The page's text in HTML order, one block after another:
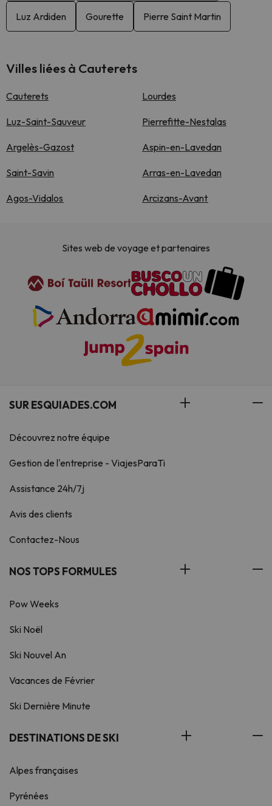
Luz Ardiden Gourette Pierre Saint Martin
Villes liées à Cauterets
Cauterets Lourdes
Luz-Saint-Sauveur Pierrefitte-Nestalas
Argelès-Gazost Aspin-en-Lavedan
Saint-Savin Arras-en-Lavedan
Agos-Vidalos Arcizans-Avant
Sites web de voyage et partenaires
SUR ESQUIADES.COM
Découvrez notre équipe
Gestion de l'entreprise - ViajesParaTi
Assistance 24h/7j
Avis des clients
Contactez-Nous
NOS TOPS FORMULES
Pow Weeks
Ski Noël
Ski Nouvel An
Vacances de Février
Ski Dernière Minute
DESTINATIONS DE SKI
Alpes françaises
Pyrénées